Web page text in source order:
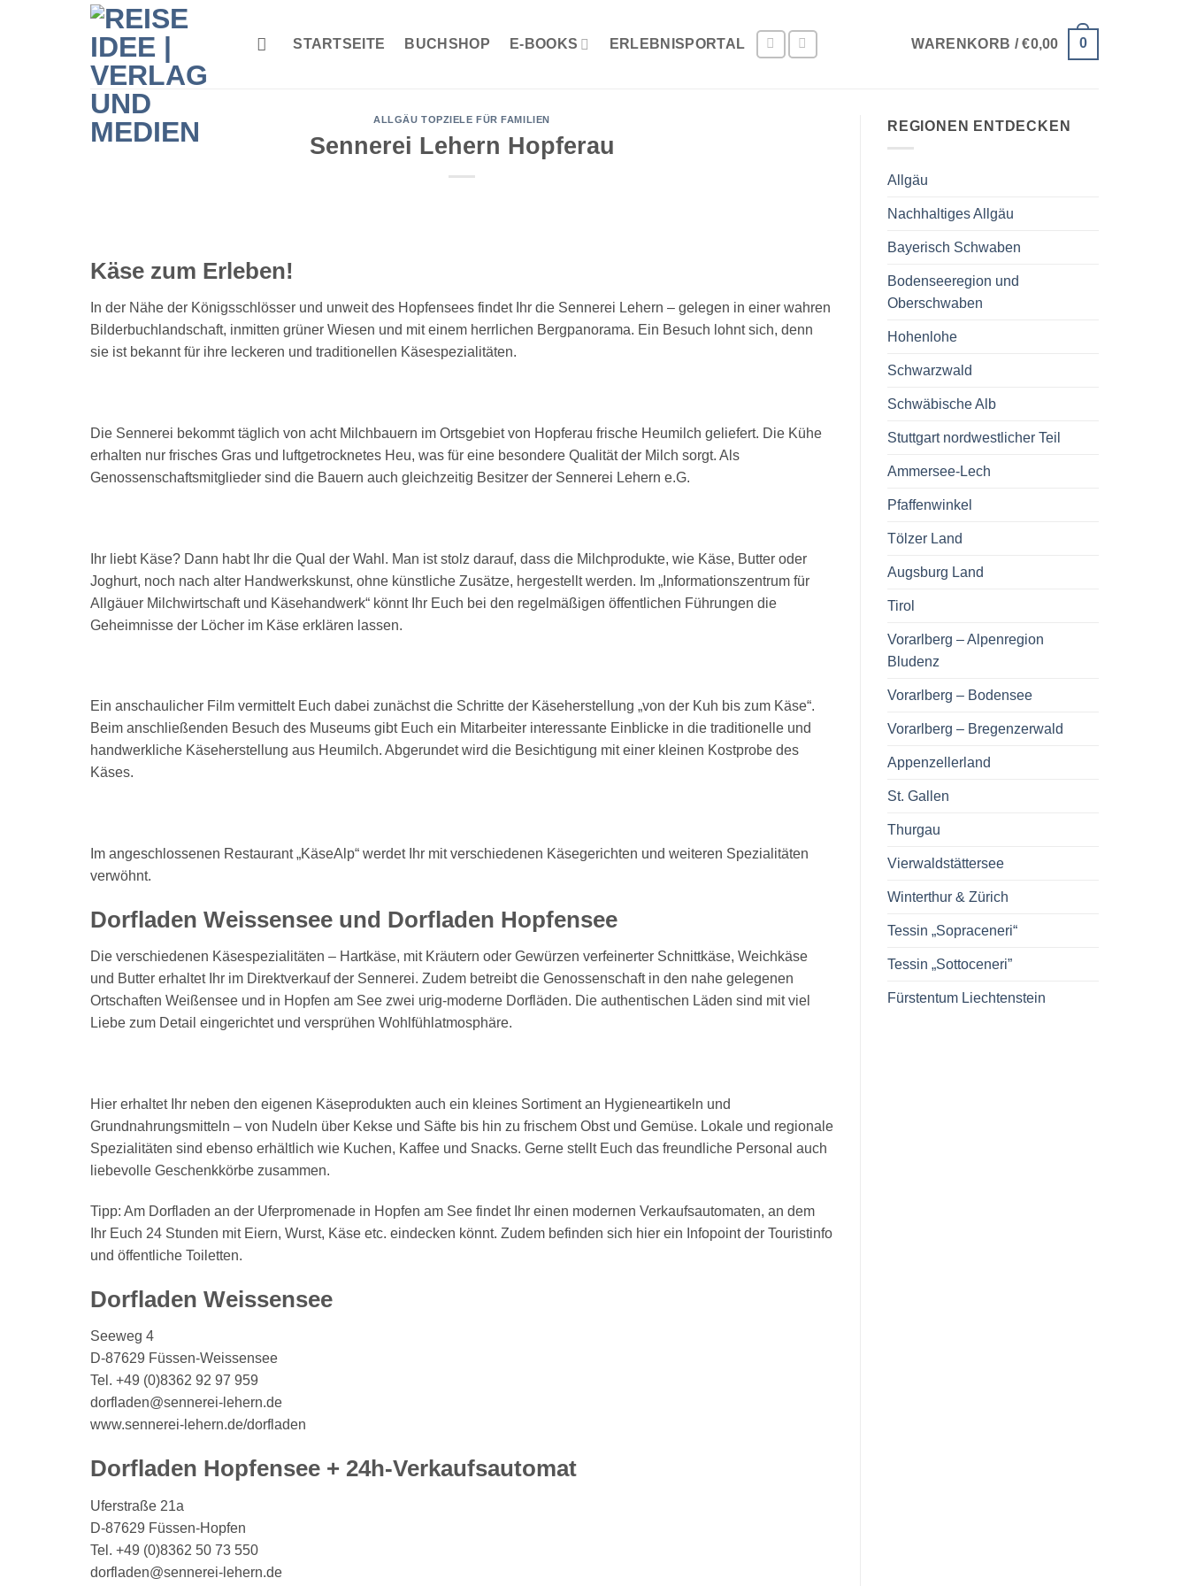
STARTSEITE BUCHSHOP E-BOOKS ERLEBNISPORTAL WARENKORB /€0,00 0
ALLGÄU TOPZIELE FÜR FAMILIEN
Sennerei Lehern Hopferau
Käse zum Erleben!
In der Nähe der Königsschlösser und unweit des Hopfensees findet Ihr die Sennerei Lehern – gelegen in einer wahren
Bilderbuchlandschaft, inmitten grüner Wiesen und mit einem herrlichen Bergpanorama. Ein Besuch lohnt sich, denn
sie ist bekannt für ihre leckeren und traditionellen Käsespezialitäten.
Die Sennerei bekommt täglich von acht Milchbauern im Ortsgebiet von Hopferau frische Heumilch geliefert. Die Kühe
erhalten nur frisches Gras und luftgetrocknetes Heu, was für eine besondere Qualität der Milch sorgt. Als
Genossenschaftsmitglieder sind die Bauern auch gleichzeitig Besitzer der Sennerei Lehern e.G.
Ihr liebt Käse? Dann habt Ihr die Qual der Wahl. Man ist stolz darauf, dass die Milchprodukte, wie Käse, Butter oder
Joghurt, noch nach alter Handwerkskunst, ohne künstliche Zusätze, hergestellt werden. Im „Informationszentrum für
Allgäuer Milchwirtschaft und Käsehandwerk“ könnt Ihr Euch bei den regelmäßigen öffentlichen Führungen die
Geheimnisse der Löcher im Käse erklären lassen.
Ein anschaulicher Film vermittelt Euch dabei zunächst die Schritte der Käseherstellung „von der Kuh bis zum Käse“.
Beim anschließenden Besuch des Museums gibt Euch ein Mitarbeiter interessante Einblicke in die traditionelle und
handwerkliche Käseherstellung aus Heumilch. Abgerundet wird die Besichtigung mit einer kleinen Kostprobe des
Käses.
Im angeschlossenen Restaurant „KäseAlp“ werdet Ihr mit verschiedenen Käsegerichten und weiteren Spezialitäten
verwöhnt.
Dorfladen Weissensee und Dorfladen Hopfensee
Die verschiedenen Käsespezialitäten – Hartkäse, mit Kräutern oder Gewürzen verfeinerter Schnittkäse, Weichkäse
und Butter erhaltet Ihr im Direktverkauf der Sennerei. Zudem betreibt die Genossenschaft in den nahe gelegenen
Ortschaften Weißensee und in Hopfen am See zwei urig-moderne Dorfläden. Die authentischen Läden sind mit viel
Liebe zum Detail eingerichtet und versprühen Wohlfühlatmosphäre.
Hier erhaltet Ihr neben den eigenen Käseprodukten auch ein kleines Sortiment an Hygieneartikeln und
Grundnahrungsmitteln – von Nudeln über Kekse und Säfte bis hin zu frischem Obst und Gemüse. Lokale und regionale
Spezialitäten sind ebenso erhältlich wie Kuchen, Kaffee und Snacks. Gerne stellt Euch das freundliche Personal auch
liebevolle Geschenkkörbe zusammen.
Tipp: Am Dorfladen an der Uferpromenade in Hopfen am See findet Ihr einen modernen Verkaufsautomaten, an dem
Ihr Euch 24 Stunden mit Eiern, Wurst, Käse etc. eindecken könnt. Zudem befinden sich hier ein Infopoint der Touristinfo
und öffentliche Toiletten.
Dorfladen Weissensee
Seeweg 4
D-87629 Füssen-Weissensee
Tel. +49 (0)8362 92 97 959
dorfladen@sennerei-lehern.de
www.sennerei-lehern.de/dorfladen
Dorfladen Hopfensee + 24h-Verkaufsautomat
Uferstraße 21a
D-87629 Füssen-Hopfen
Tel. +49 (0)8362 50 73 550
dorfladen@sennerei-lehern.de
REGIONEN ENTDECKEN
Allgäu
Nachhaltiges Allgäu
Bayerisch Schwaben
Bodenseeregion und
Oberschwaben
Hohenlohe
Schwarzwald
Schwäbische Alb
Stuttgart nordwestlicher Teil
Ammersee-Lech
Pfaffenwinkel
Tölzer Land
Augsburg Land
Tirol
Vorarlberg – Alpenregion
Bludenz
Vorarlberg – Bodensee
Vorarlberg – Bregenzerwald
Appenzellerland
St. Gallen
Thurgau
Vierwaldstättersee
Winterthur & Zürich
Tessin „Sopraceneri“
Tessin „Sottoceneri”
Fürstentum Liechtenstein